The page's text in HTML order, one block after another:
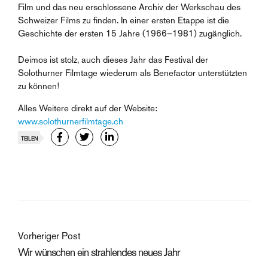
Film und das neu erschlossene Archiv der Werkschau des
Schweizer Films zu finden. In einer ersten Etappe ist die
Geschichte der ersten 15 Jahre (1966–1981) zugänglich.
Deimos ist stolz, auch dieses Jahr das Festival der
Solothurner Filmtage wiederum als Benefactor unterstützten
zu können!
Alles Weitere direkt auf der Website:
www.solothurnerfilmtage.ch
TEILEN
Vorheriger Post
Wir wünschen ein strahlendes neues Jahr